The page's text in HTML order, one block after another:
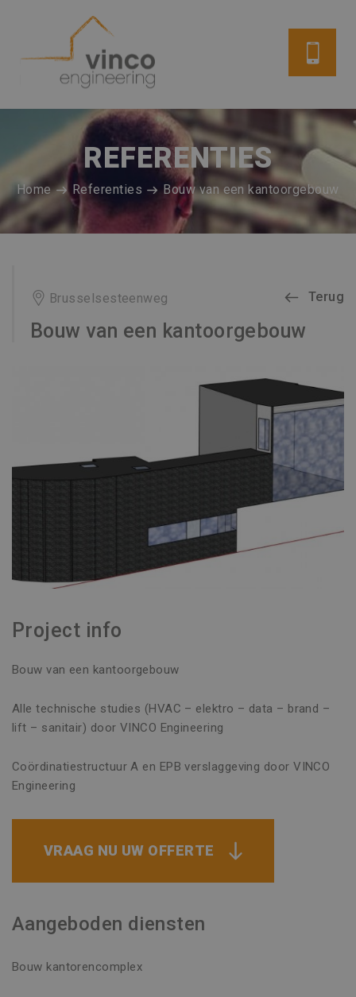
REFERENTIES
Home Referenties Bouw van een kantoorgebouw
Brusselsesteenweg
Bouw van een kantoorgebouw
Terug
Project info
Bouw van een kantoorgebouw
Alle technische studies (HVAC – elektro – data – brand –
lift – sanitair) door VINCO Engineering
Coördinatiestructuur A en EPB verslaggeving door VINCO
Engineering
VRAAG NU UW OFFERTE
Aangeboden diensten
Bouw kantorencomplex